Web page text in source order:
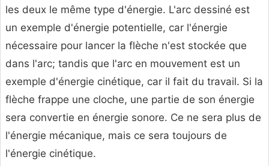
les deux le même type d'énergie. L'arc dessiné est
un exemple d'énergie potentielle, car l'énergie
nécessaire pour lancer la flèche n'est stockée que
dans l'arc; tandis que l'arc en mouvement est un
exemple d'énergie cinétique, car il fait du travail. Si la
flèche frappe une cloche, une partie de son énergie
sera convertie en énergie sonore. Ce ne sera plus de
l'énergie mécanique, mais ce sera toujours de
l'énergie cinétique.